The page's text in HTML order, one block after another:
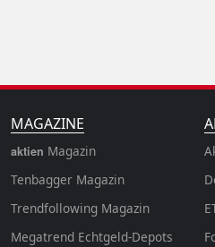
MAGAZINE
aktien Magazin
Tenbagger Magazin
Trendfollowing Magazin
Megatrend Echtgeld-Depots